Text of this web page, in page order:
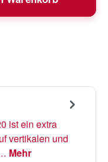
ist ein extra
vertikalen und
Mehr